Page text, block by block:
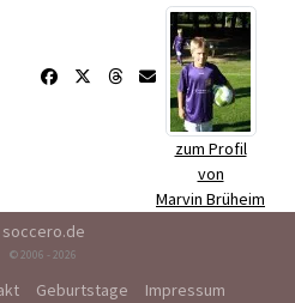
zum Profil
von
Marvin Brüheim
soccero.de
© 2006 - 2026
Geburtstage
Impressum